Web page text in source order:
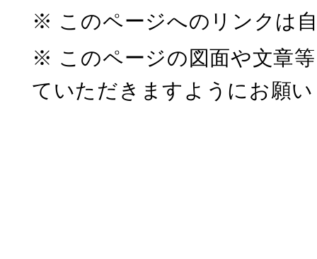
※ このページへのリンクは
※ このページの図面や文章
ていただきますようにお願